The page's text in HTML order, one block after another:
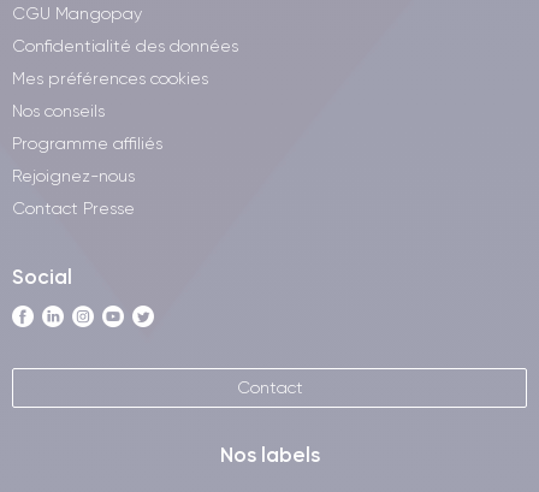
CGU Mangopay
Confidentialité des données
Mes préférences cookies
Nos conseils
Programme affiliés
Rejoignez-nous
Contact Presse
Social
Contact
Nos labels